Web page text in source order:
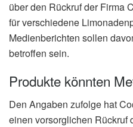
über den Rückruf der Firma
für verschiedene
Medienberichten sollen
betroffen sein.
Produkte könnten
Den Angaben zufolge hat
einen vorsorglichen Rückruf